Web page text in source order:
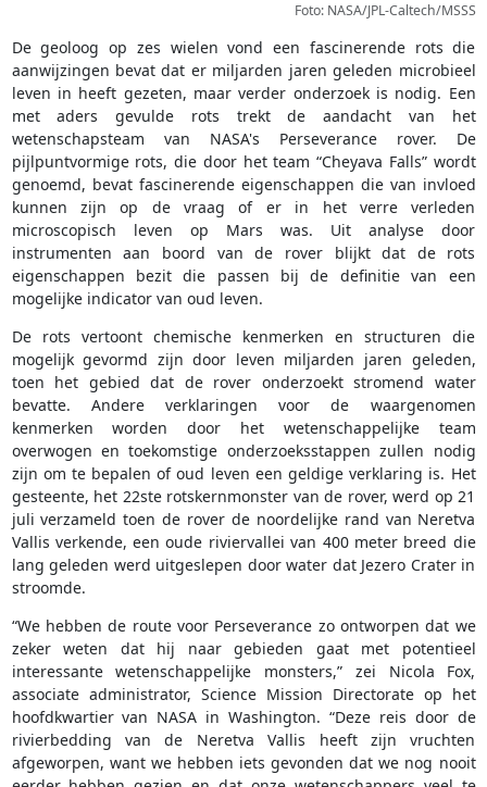
Foto: NASA/JPL-Caltech/MSSS
De geoloog op zes wielen vond een fascinerende rots die
aanwijzingen bevat dat er miljarden jaren geleden microbieel
leven in heeft gezeten, maar verder onderzoek is nodig. Een
met aders gevulde rots trekt de aandacht van het
wetenschapsteam van NASA's Perseverance rover. De
pijlpuntvormige rots, die door het team “Cheyava Falls” wordt
genoemd, bevat fascinerende eigenschappen die van invloed
kunnen zijn op de vraag of er in het verre verleden
microscopisch leven op Mars was. Uit analyse door
instrumenten aan boord van de rover blijkt dat de rots
eigenschappen bezit die passen bij de definitie van een
mogelijke indicator van oud leven.
De rots vertoont chemische kenmerken en structuren die
mogelijk gevormd zijn door leven miljarden jaren geleden,
toen het gebied dat de rover onderzoekt stromend water
bevatte. Andere verklaringen voor de waargenomen
kenmerken worden door het wetenschappelijke team
overwogen en toekomstige onderzoeksstappen zullen nodig
zijn om te bepalen of oud leven een geldige verklaring is. Het
gesteente, het 22ste rotskernmonster van de rover, werd op 21
juli verzameld toen de rover de noordelijke rand van Neretva
Vallis verkende, een oude riviervallei van 400 meter breed die
lang geleden werd uitgeslepen door water dat Jezero Crater in
stroomde.
“We hebben de route voor Perseverance zo ontworpen dat we
zeker weten dat hij naar gebieden gaat met potentieel
interessante wetenschappelijke monsters,” zei Nicola Fox,
associate administrator, Science Mission Directorate op het
hoofdkwartier van NASA in Washington. “Deze reis door de
rivierbedding van de Neretva Vallis heeft zijn vruchten
afgeworpen, want we hebben iets gevonden dat we nog nooit